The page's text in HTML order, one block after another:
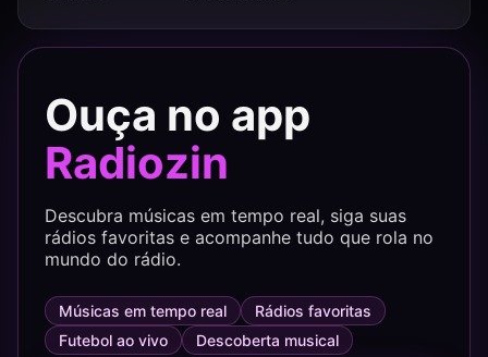
Ouça no app
Radiozin
Descubra músicas em tempo real, siga suas
rádios favoritas e acompanhe tudo que rola no
mundo do rádio.
Músicas em tempo real
Rádios favoritas
Futebol ao vivo
Descoberta musical